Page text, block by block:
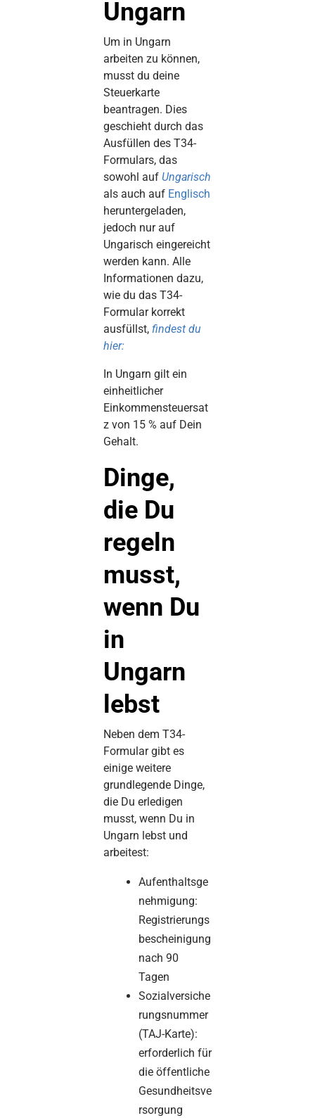
Ungarn
Um in Ungarn
arbeiten zu können,
musst du deine
Steuerkarte
beantragen. Dies
geschieht durch das
Ausfüllen des T34-
Formulars, das
sowohl auf Ungarisch
als auch auf Englisch
heruntergeladen,
jedoch nur auf
Ungarisch eingereicht
werden kann. Alle
Informationen dazu,
wie du das T34-
Formular korrekt
ausfüllst, findest du
hier:
In Ungarn gilt ein
einheitlicher
Einkommensteuersat
z von 15 % auf Dein
Gehalt.
Dinge,
die Du
regeln
musst,
wenn Du
in
Ungarn
lebst
Neben dem T34-
Formular gibt es
einige weitere
grundlegende Dinge,
die Du erledigen
musst, wenn Du in
Ungarn lebst und
arbeitest:
Aufenthaltsge
nehmigung:
Registrierungs
bescheinigung
nach 90
Tagen
Sozialversiche
rungsnummer
(TAJ-Karte):
erforderlich für
die öffentliche
Gesundheitsve
rsorgung